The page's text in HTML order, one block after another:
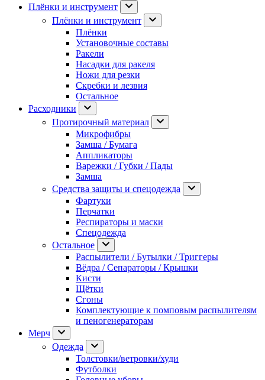
Плёнки и инструмент
Плёнки и инструмент
Плёнки
Установочные составы
Ракели
Насадки для ракеля
Ножи для резки
Скребки и лезвия
Остальное
Расходники
Протирочный материал
Микрофибры
Замша / Бумага
Аппликаторы
Варежки / Губки / Пады
Замша
Средства защиты и спецодежда
Фартуки
Перчатки
Респираторы и маски
Спецодежда
Остальное
Распылители / Бутылки / Триггеры
Вёдра / Сепараторы / Крышки
Кисти
Щётки
Сгоны
Комплектующие к помповым распылителям
и пеногенераторам
Мерч
Одежда
Толстовки/ветровки/худи
Футболки